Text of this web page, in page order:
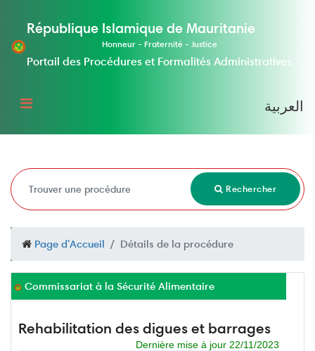
République Islamique de Mauritanie
Honneur - Fraternité - Justice
Portail des Procédures et Formalités Administratives
العربية
Rechercher
Page d'Accueil Détails de la procédure
Commissariat à la Sécurité Alimentaire
Rehabilitation des digues et barrages
Dernière mise à jour 22/11/2023